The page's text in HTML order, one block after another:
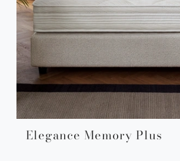
Elegance Memory Plus